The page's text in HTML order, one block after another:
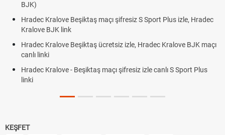
BJK)
Hradec Kralove Beşiktaş maçı şifresiz S Sport Plus izle, Hradec
Kralove BJK link
Hradec Kralove Beşiktaş ücretsiz izle, Hradec Kralove BJK maçı
canlı linki
Hradec Kralove - Beşiktaş maçı şifresiz izle canlı S Sport Plus
linki
KEŞFET